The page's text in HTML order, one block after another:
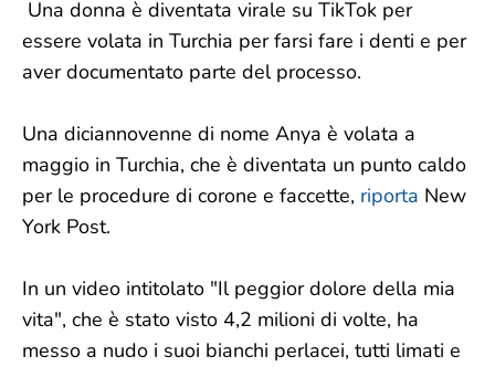
Una donna è diventata virale su TikTok per
essere volata in Turchia per farsi fare i denti e per
aver documentato parte del processo.
Una diciannovenne di nome Anya è volata a
maggio in Turchia, che è diventata un punto caldo
per le procedure di corone e faccette, riporta New
York Post.
In un video intitolato "Il peggior dolore della mia
vita", che è stato visto 4,2 milioni di volte, ha
messo a nudo i suoi bianchi perlacei, tutti limati e